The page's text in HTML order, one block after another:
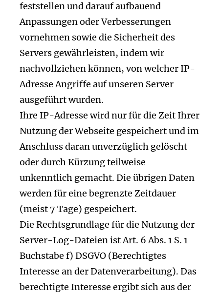
feststellen und darauf aufbauend
Anpassungen oder Verbesserungen
vornehmen sowie die Sicherheit des
Servers gewährleisten, indem wir
nachvollziehen können, von welcher IP-
Adresse Angriffe auf unseren Server
ausgeführt wurden.
Ihre IP-Adresse wird nur für die Zeit Ihrer
Nutzung der Webseite gespeichert und im
Anschluss daran unverzüglich gelöscht
oder durch Kürzung teilweise
unkenntlich gemacht. Die übrigen Daten
werden für eine begrenzte Zeitdauer
(meist 7 Tage) gespeichert.
Die Rechtsgrundlage für die Nutzung der
Server-Log-Dateien ist Art. 6 Abs. 1 S. 1
Buchstabe f) DSGVO (Berechtigtes
Interesse an der Datenverarbeitung). Das
berechtigte Interesse ergibt sich aus der